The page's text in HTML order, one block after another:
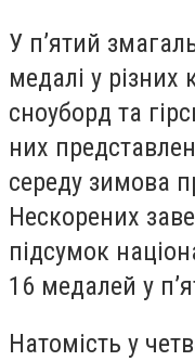
У пʼятий
медалі у різних
сноуборд та
них
середу зимова
Нескорених
підсумок
16 медалей у
Натомість у